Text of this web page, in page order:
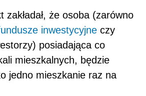
zakładał, że osoba (zarówno
inwestycyjne czy
posiadająca co
mieszkalnych, będzie
jedno mieszkanie raz na